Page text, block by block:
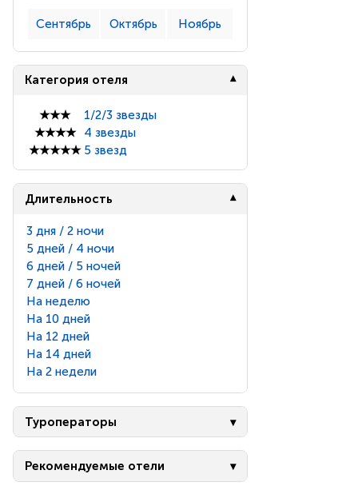
Сентябрь Октябрь Ноябрь
Категория отеля
★★★
1/2/3 звезды
★★★★
4 звезды
★★★★★ 5 звезд
Длительность
3 дня / 2 ночи
5 дней / 4 ночи
6 дней / 5 ночей
7 дней / 6 ночей
На неделю
На 10 дней
На 12 дней
На 14 дней
На 2 недели
Туроператоры
Рекомендуемые отели